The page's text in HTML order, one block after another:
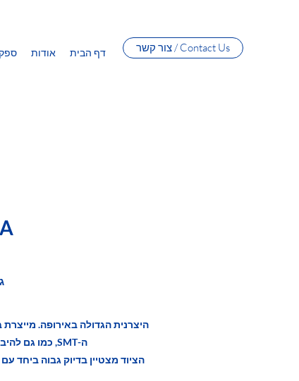
אודות דף הבית צור קשר / Contact Us
היצרנית הגדולה באירופה. מייצרת
ה-SMT, כמו גם להיברידים ומיקרו אלקטרוניקה.
הציוד מצטיין בדיוק גבוה ביחד